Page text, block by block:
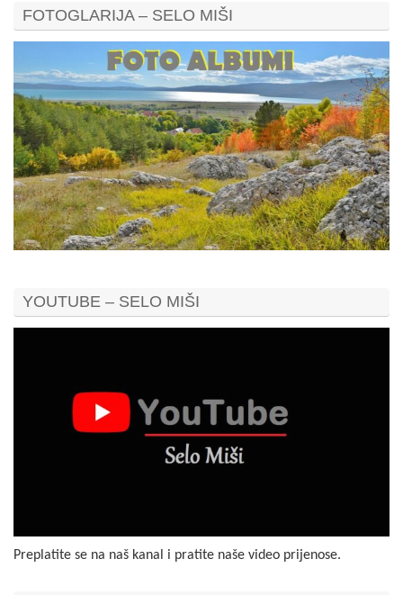
FOTOGLARIJA – SELO MIŠI
YOUTUBE – SELO MIŠI
Preplatite se na naš kanal i pratite naše video prijenose.